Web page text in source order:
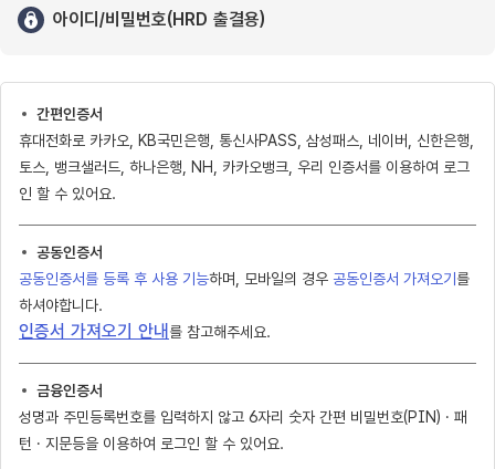
아이디/비밀번호(HRD 출결용)
간편인증서
휴대전화로 카카오, KB국민은행, 통신사PASS, 삼성패스, 네이버, 신한은행,
토스, 뱅크샐러드, 하나은행, NH, 카카오뱅크, 우리 인증서를 이용하여 로그
인 할 수 있어요.
공동인증서
공동인증서를 등록 후 사용 기능하며, 모바일의 경우 공동인증서 가져오기 를
하셔야합니다.
인증서 가져오기 안내 를 참고해주세요.
금융인증서
성명과 주민등록번호를 입력하지 않고 6자리 숫자 간편 비밀번호(PIN) · 패
턴 · 지문등을 이용하여 로그인 할 수 있어요.